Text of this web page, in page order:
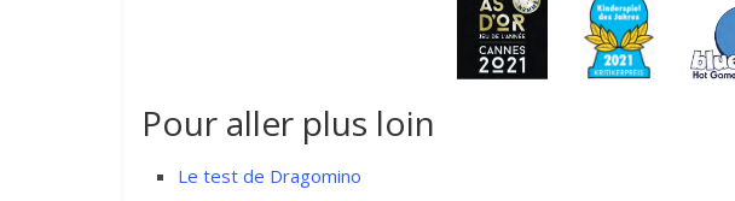
Pour aller plus loin
Le test de Dragomino